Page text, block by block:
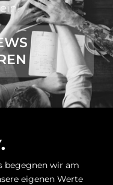
begegnen wir am
eigenen Werte